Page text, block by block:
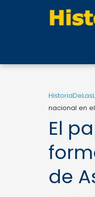
nacional en
El
de